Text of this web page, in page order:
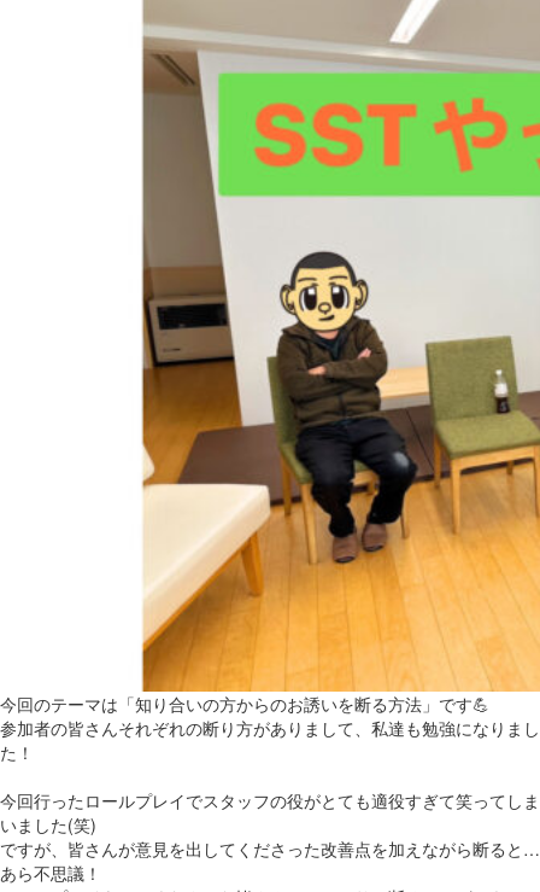
今回のテーマは「知り合いの方からのお誘いを断る方法」です💪
参加者の皆さんそれぞれの断り方がありまして、私達も勉強になりまし
た！
今回行ったロールプレイでスタッフの役がとても適役すぎて笑ってしま
いました(笑)
ですが、皆さんが意見を出してくださった改善点を加えながら断ると…
あら不思議！